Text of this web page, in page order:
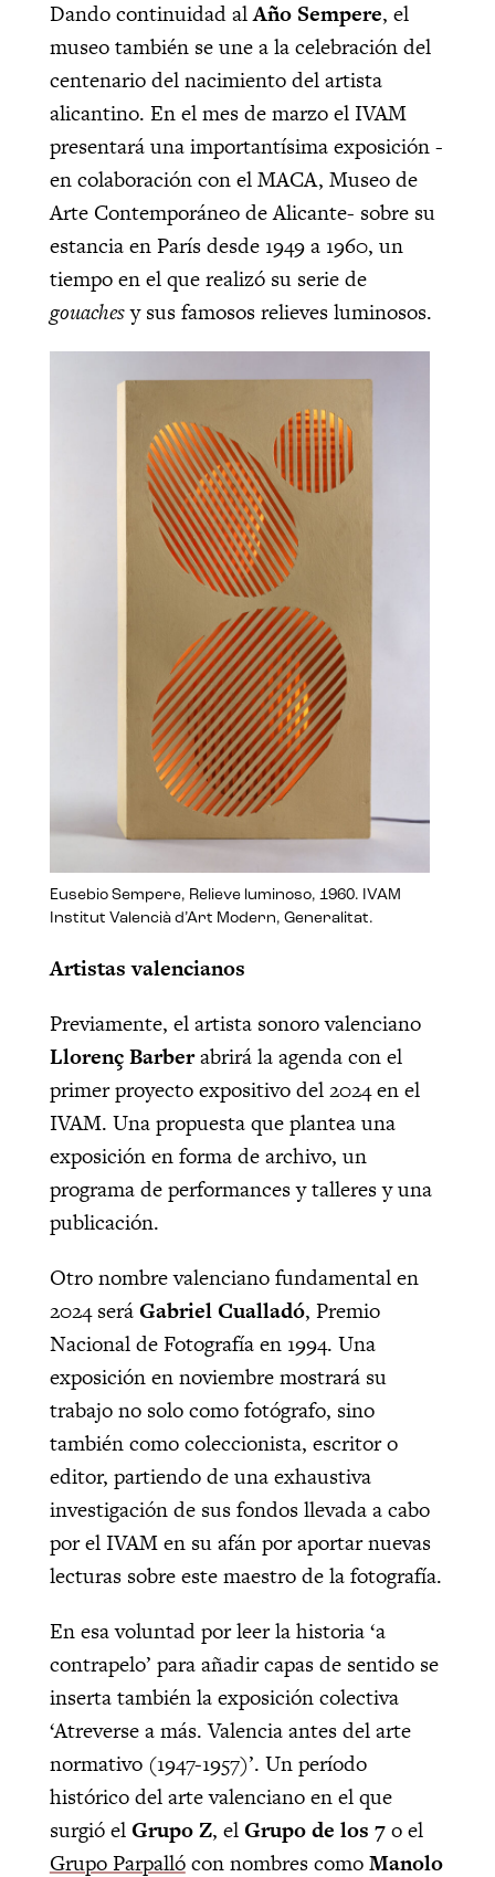
Dando continuidad alAño Sempere, el
museo también se une a la celebración del
centenario del nacimiento del artista
alicantino. En el mes de marzo el IVAM
presentará una importantísima exposición -
en colaboración con el MACA, Museo de
Arte Contemporáneo de Alicante- sobre su
estancia en París desde 1949 a 1960, un
tiempo en el que realizó su serie de
gouachesy sus famosos relieves luminosos.
Eusebio Sempere, Relieve luminoso, 1960. IVAM
Institut Valencià d’Art Modern, Generalitat.
Artistas valencianos
Previamente, el artista sonoro valenciano
Llorenç Barberabrirá la agenda con el
primer proyecto expositivo del 2024 en el
IVAM. Una propuesta que plantea una
exposición en forma de archivo, un
programa de performances y talleres y una
publicación.
Otro nombre valenciano fundamental en
2024 seráGabriel Cualladó, Premio
Nacional de Fotografía en 1994. Una
exposición en noviembre mostrará su
trabajo no solo como fotógrafo, sino
también como coleccionista, escritor o
editor, partiendo de una exhaustiva
investigación de sus fondos llevada a cabo
por el IVAM en su afán por aportar nuevas
lecturas sobre este maestro de la fotografía.
En esa voluntad por leer la historia ‘a
contrapelo’ para añadir capas de sentido se
inserta también la exposición colectiva
‘Atreverse a más. Valencia antes del arte
normativo (1947-1957)’. Un período
histórico del arte valenciano en el que
surgió elGrupo Z, elGrupo de los 7o el
Grupo Parpallócon nombres comoManolo